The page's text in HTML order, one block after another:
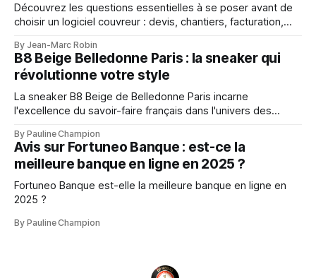
Découvrez les questions essentielles à se poser avant de
choisir un logiciel couvreur : devis, chantiers, facturation,
By Jean-Marc Robin
B8 Beige Belledonne Paris : la sneaker qui
révolutionne votre style
La sneaker B8 Beige de Belledonne Paris incarne
l'excellence du savoir-faire français dans l'univers des
By Pauline Champion
Avis sur Fortuneo Banque : est-ce la
meilleure banque en ligne en 2025 ?
Fortuneo Banque est-elle la meilleure banque en ligne en
2025 ?
By Pauline Champion